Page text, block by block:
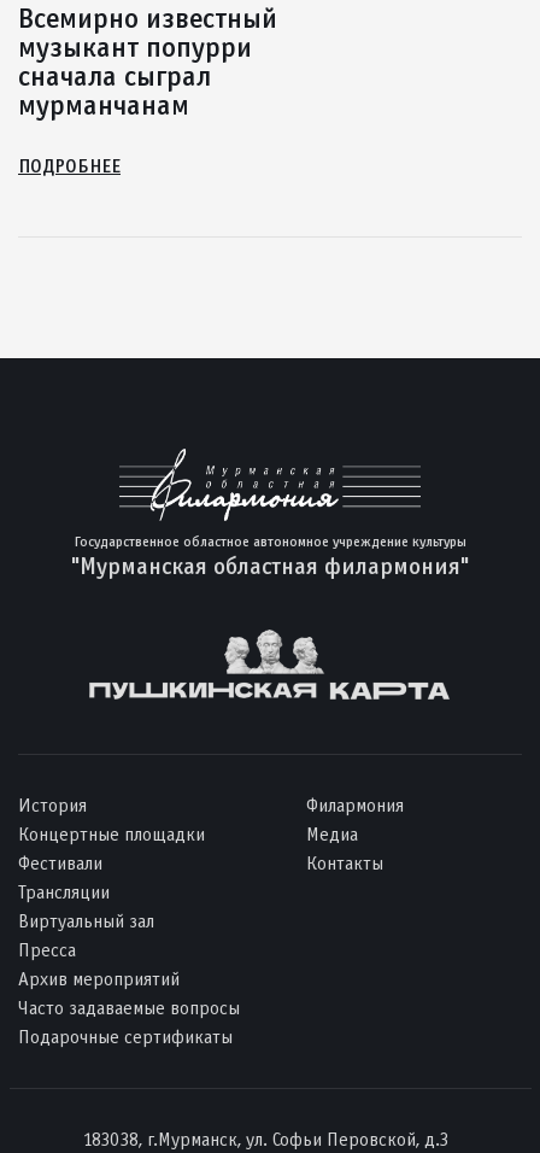
Всемирно известный
музыкант попурри
сначала сыграл
мурманчанам
ПОДРОБНЕЕ
Государственное областное автономное учреждение культуры
"Мурманская областная филармония"
История
Концертные площадки
Фестивали
Трансляции
Виртуальный зал
Пресса
Архив мероприятий
Часто задаваемые вопросы
Подарочные сертификаты
Филармония
Медиа
Контакты
183038, г.Мурманск, ул. Софьи Перовской, д.3